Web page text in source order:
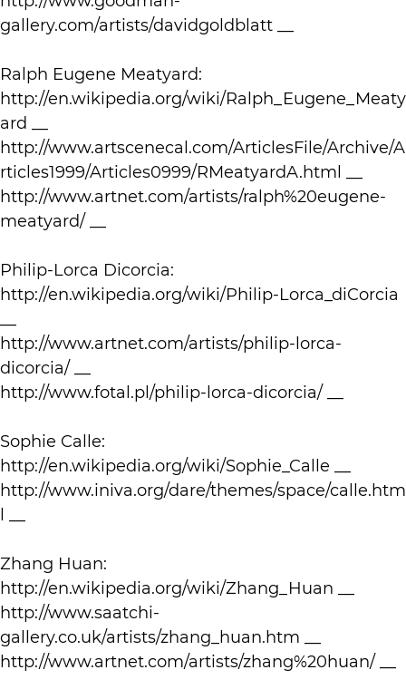
gallery.com/artists/davidgoldblatt __
Ralph Eugene Meatyard:
http://en.wikipedia.org/wiki/Ralph_Eugene_Meaty
ard __
http://www.artscenecal.com/ArticlesFile/Archive/A
rticles1999/Articles0999/RMeatyardA.html __
http://www.artnet.com/artists/ralph%20eugene-
meatyard/ __
Philip-Lorca Dicorcia:
http://en.wikipedia.org/wiki/Philip-Lorca_diCorcia
http://www.artnet.com/artists/philip-lorca-
dicorcia/ __
http://www.fotal.pl/philip-lorca-dicorcia/ __
Sophie Calle:
http://en.wikipedia.org/wiki/Sophie_Calle __
http://www.iniva.org/dare/themes/space/calle.htm
l __
Zhang Huan:
http://en.wikipedia.org/wiki/Zhang_Huan __
http://www.saatchi-
gallery.co.uk/artists/zhang_huan.htm __
http://www.artnet.com/artists/zhang%20huan/ __